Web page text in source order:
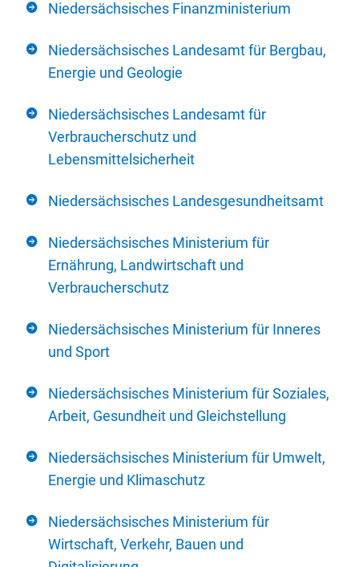
Niedersächsisches Finanzministerium
Niedersächsisches Landesamt für Bergbau,
Energie und Geologie
Niedersächsisches Landesamt für
Verbraucherschutz und
Lebensmittelsicherheit
Niedersächsisches Landesgesundheitsamt
Niedersächsisches Ministerium für
Ernährung, Landwirtschaft und
Verbraucherschutz
Niedersächsisches Ministerium für Inneres
und Sport
Niedersächsisches Ministerium für Soziales,
Arbeit, Gesundheit und Gleichstellung
Niedersächsisches Ministerium für Umwelt,
Energie und Klimaschutz
Niedersächsisches Ministerium für
Wirtschaft, Verkehr, Bauen und